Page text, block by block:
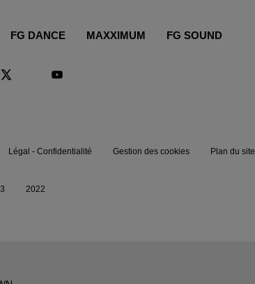
FG DANCE MAXXIMUM FG SOUND
Légal - Confidentialité Gestion des cookies Plan du site
2022